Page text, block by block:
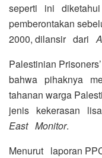
seperti ini
pemberontakan
2000, dilansir dari
Palestinian
bahwa pihaknya
tahanan warga
jenis kekerasan
East Monitor.
Menurut laporan